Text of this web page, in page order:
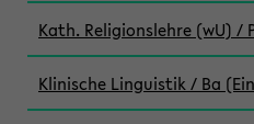
Kath. Religionslehre (wU) /
Klinische Linguistik / Ba